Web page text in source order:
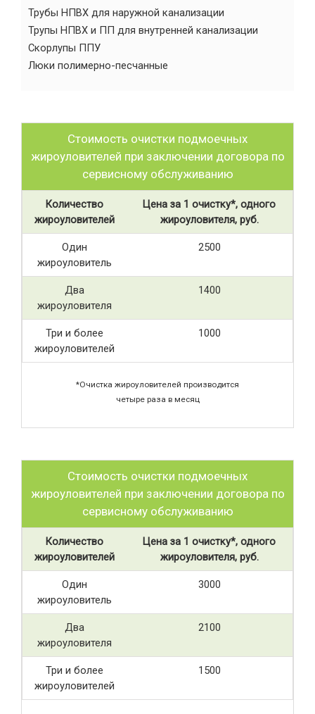
Трубы НПВХ для наружной канализации
Трупы НПВХ и ПП для внутренней канализации
Скорлупы ППУ
Люки полимерно-песчанные
Стоимость очистки подмоечных
жироуловителей при заключении договора по
сервисному обслуживанию
Количество
жироуловителей
Цена за 1 очистку*, одного
жироуловителя, руб.
Один
жироуловитель
2500
Два
жироуловителя
1400
Три и более
жироуловителей
1000
*Очистка жироуловителей производится
четыре раза в месяц
Стоимость очистки подмоечных
жироуловителей при заключении договора по
сервисному обслуживанию
Количество
жироуловителей
Цена за 1 очистку*, одного
жироуловителя, руб.
Один
жироуловитель
3000
Два
жироуловителя
2100
Три и более
жироуловителей
1500